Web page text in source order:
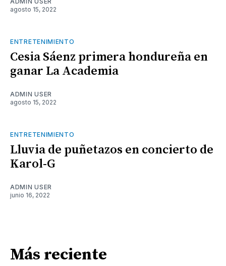
agosto 15, 2022
ENTRETENIMIENTO
Cesia Sáenz primera hondureña en
ganar La Academia
ADMIN USER
agosto 15, 2022
ENTRETENIMIENTO
Lluvia de puñetazos en concierto de
Karol-G
ADMIN USER
junio 16, 2022
Más reciente